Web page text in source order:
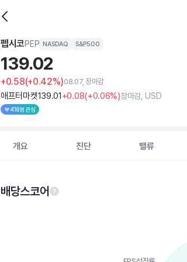
펩시코PEP NASDAQ S&P500
139.02
+0.58(+0.42%)08.07, 장마감
애프터마켓139.01+0.08(+0.06%)장마감, USD
416명 관심
개요 진단 밸류
배당스코어
The chart has 1 Y axis displaying values. Data